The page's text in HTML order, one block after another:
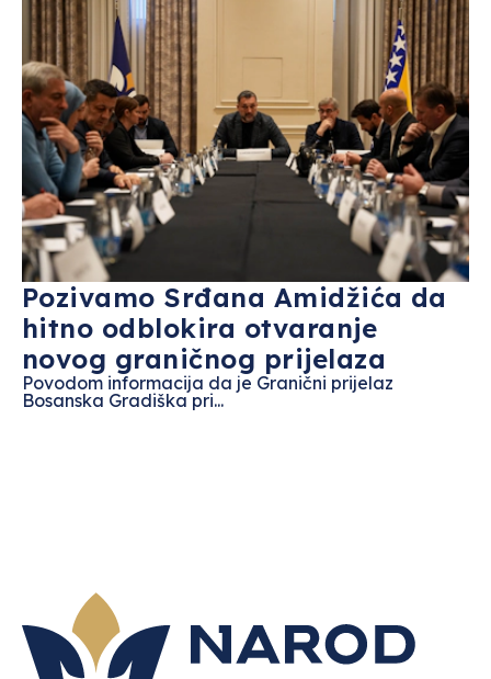
Pozivamo Srđana Amidžića da
hitno odblokira otvaranje
novog graničnog prijelaza
Povodom informacija da je Granični prijelaz
Bosanska Gradiška pri...